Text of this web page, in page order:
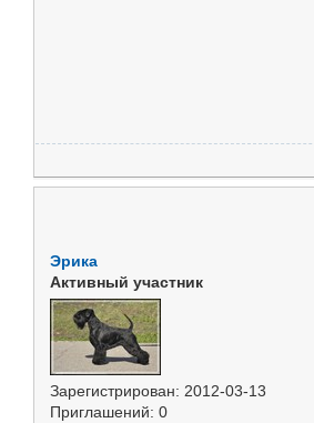
Эрика
Активный участник
Зарегистрирован: 2012-03-13
Приглашений: 0